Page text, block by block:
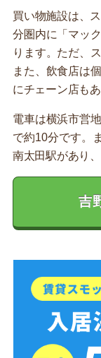
買い物施設は、
分圏内に「マッ
ります。ただ、
また、飲食店は
にチェーン店もあ
電車は横浜市営
で約10分です。
南太田駅があり
吉